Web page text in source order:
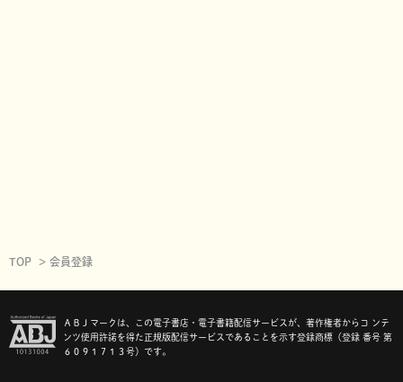
TOP 会員登録
ＡＢＪマークは、この電子書店・電子書籍配信サービスが、著作権者からコ ンテ
ンツ使用許諾を得た正規版配信サービスであることを示す登録商標（登録 番号 第
６０９１７１３号）です。